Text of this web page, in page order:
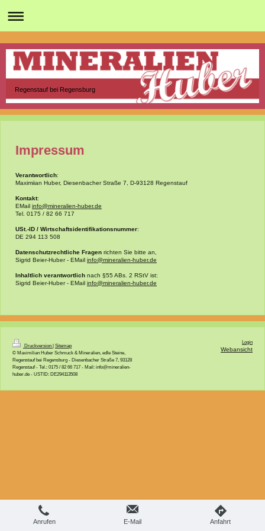
Regenstauf bei Regensburg
Impressum
Verantwortlich:
Maximiian Huber, Diesenbacher Straße 7, D-93128 Regenstauf
Kontakt:
EMail info@mineralien-huber.de
Tel. 0175 / 82 66 717
USt.-ID / Wirtschaftsidentifikationsnummer:
DE 294 113 508
Datenschutzrechtliche Fragen richten Sie bitte an,
Sigrid Beier-Huber - EMail info@mineralien-huber.de
Inhaltlich verantwortlich nach §55 ABs. 2 RStV ist:
Sigrid Beier-Huber - EMail info@mineralien-huber.de
Druckversion
Sitemap
© Maximilian Huber Schmuck & Mineralien, edle Steine,
Regenstauf bei Regensburg - Diesenbacher Straße 7, 93128
Regenstauf - Tel.: 0175 / 82 66 717 - Mail: info@mineralien-
huber.de - USTID: DE294113508
Login
Webansicht
Anrufen E-Mail Anfahrt